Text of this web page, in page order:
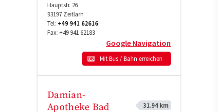
Hauptstr. 26
93197 Zeitlarn
Tel: +49 941 62616
Fax: +49 941 62183
Google Navigation
Mit Bus / Bahn erreichen
Damian-
Apotheke Bad
31.94 km